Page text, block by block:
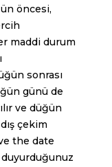
öncesi,
maddi durum
sonrası
günü de
ve düğün
çekim
the date